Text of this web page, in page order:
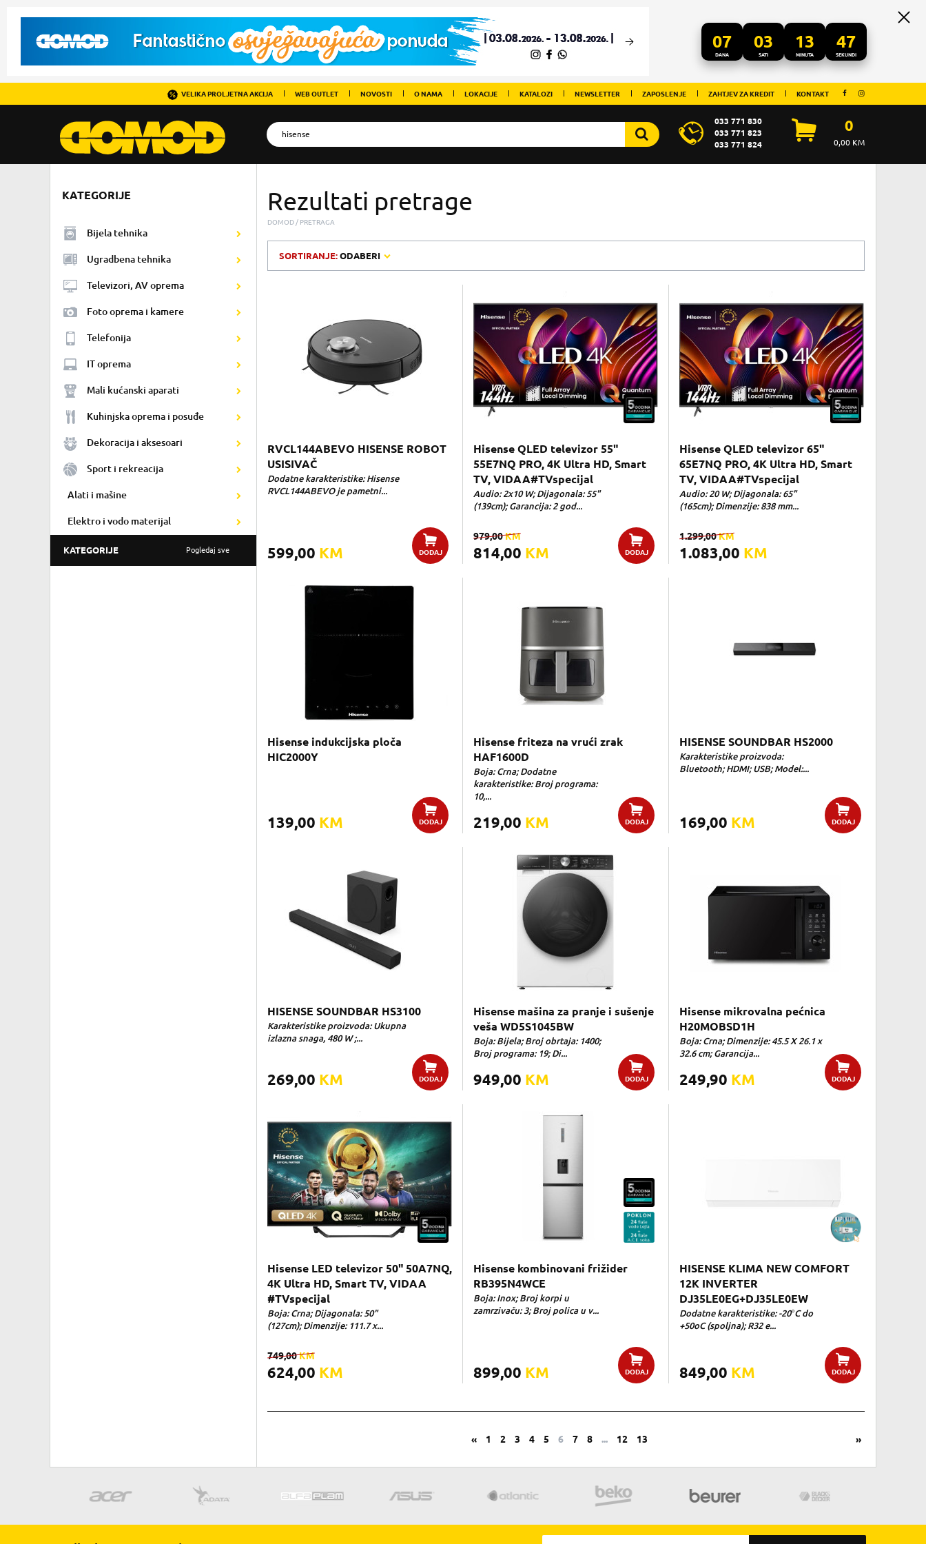
07
DANA
03
SATI
13
MINUTA
46
SEKUNDI
VELIKA PROLJETNA AKCIJA WEB OUTLET NOVOSTI O NAMA LOKACIJE KATALOZI NEWSLETTER ZAPOSLENJE ZAHTJEV ZA KREDIT KONTAKT
033 771 830
033 771 823
033 771 824
0
0,00KM
KATEGORIJE
Bijela tehnika
Ugradbena tehnika
Televizori, AV oprema
Foto oprema i kamere
Telefonija
IT oprema
Mali kućanski aparati
Kuhinjska oprema i posuđe
Dekoracija i aksesoari
Sport i rekreacija
Alati i mašine
Elektro i vodo materijal
KATEGORIJE Pogledaj sve
Rezultati pretrage
DOMOD PRETRAGA
SORTIRANJE:ODABERI
RVCL144ABEVO HISENSE ROBOT
USISIVAČ
Dodatne karakteristike: Hisense
RVCL144ABEVO je pametni...
599,00 KM DODAJ
Hisense QLED televizor 55"
55E7NQ PRO, 4K Ultra HD, Smart
TV, VIDAA#TVspecijal
Audio: 2x10 W; Dijagonala: 55"
(139cm); Garancija: 2 god...
814,00 KM
979,00KM
DODAJ
Hisense QLED televizor 65"
65E7NQ PRO, 4K Ultra HD, Smart
TV, VIDAA#TVspecijal
Audio: 20 W; Dijagonala: 65"
(165cm); Dimenzije: 838 mm...
1.083,00 KM
1.299,00KM
Hisense indukcijska ploča
HIC2000Y
139,00 KM DODAJ
Hisense friteza na vrući zrak
HAF1600D
Boja: Crna; Dodatne
karakteristike: Broj programa:
10,...
219,00 KM DODAJ
HISENSE SOUNDBAR HS2000
Karakteristike proizvoda:
Bluetooth; HDMI; USB; Model:...
169,00 KM DODAJ
HISENSE SOUNDBAR HS3100
Karakteristike proizvoda: Ukupna
izlazna snaga, 480 W ;...
269,00 KM DODAJ
Hisense mašina za pranje i sušenje
veša WD5S1045BW
Boja: Bijela; Broj obrtaja: 1400;
Broj programa: 19; Di...
949,00 KM DODAJ
Hisense mikrovalna pećnica
H20MOBSD1H
Boja: Crna; Dimenzije: 45.5 X 26.1 x
32.6 cm; Garancija...
249,90 KM DODAJ
Hisense LED televizor 50" 50A7NQ,
4K Ultra HD, Smart TV, VIDAA
#TVspecijal
Boja: Crna; Dijagonala: 50"
(127cm); Dimenzije: 111.7 x...
624,00 KM
749,00KM
Hisense kombinovani frižider
RB395N4WCE
Boja: Inox; Broj korpi u
zamrzivaču: 3; Broj polica u v...
899,00 KM DODAJ
HISENSE KLIMA NEW COMFORT
12K INVERTER
DJ35LE0EG+DJ35LE0EW
Dodatne karakteristike: -20°C do
+50oC (spoljna); R32 e...
849,00 KM DODAJ
« 1 2 3 4 5 6 7 8 ... 12 13 »